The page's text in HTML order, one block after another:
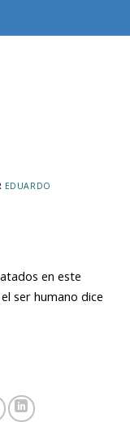
EDUARDO
en este
ser humano dice